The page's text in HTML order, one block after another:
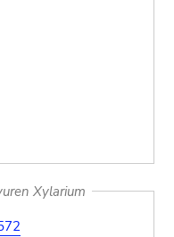
Xylarium